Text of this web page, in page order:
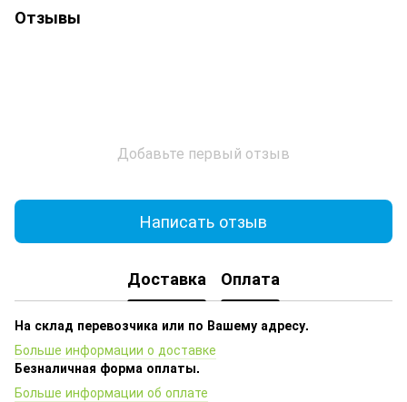
Отзывы
Добавьте первый отзыв
Написать отзыв
Доставка Оплата
На склад перевозчика или по Вашему адресу.
Больше информации о доставке
Безналичная форма оплаты.
Больше информации об оплате